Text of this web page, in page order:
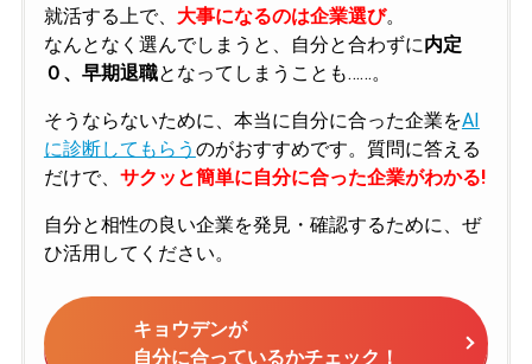
就活する上で、 大事になるのは企業選び。
なんとなく選んでしまうと、自分と合わずに内定
０、早期退職となってしまうことも……。
そうならないために、本当に自分に合った企業をAI
に診断してもらう のがおすすめです。質問に答える
だけで、 サクッと簡単に自分に合った企業がわかる!
自分と相性の良い企業を発見・確認するために、ぜ
ひ活用してください。
キョウデンが
自分に合っているかチェック！